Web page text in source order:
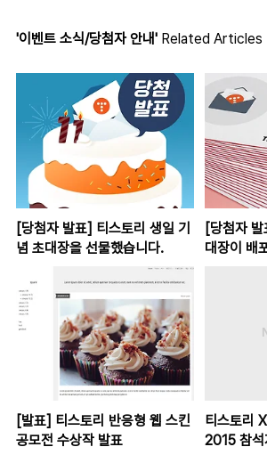
'이벤트 소식/당첨자 안내' Related Articles
[당첨자 발표] 티스토리 생일 기
념 초대장을 선물했습니다.
[당첨자
대장이 배
[발표] 티스토리 반응형 웹 스킨
공모전 수상작 발표
티스토리
2015 참석